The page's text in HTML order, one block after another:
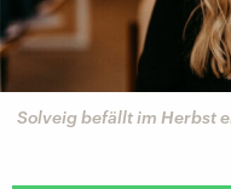
Solveig befällt im Herbst